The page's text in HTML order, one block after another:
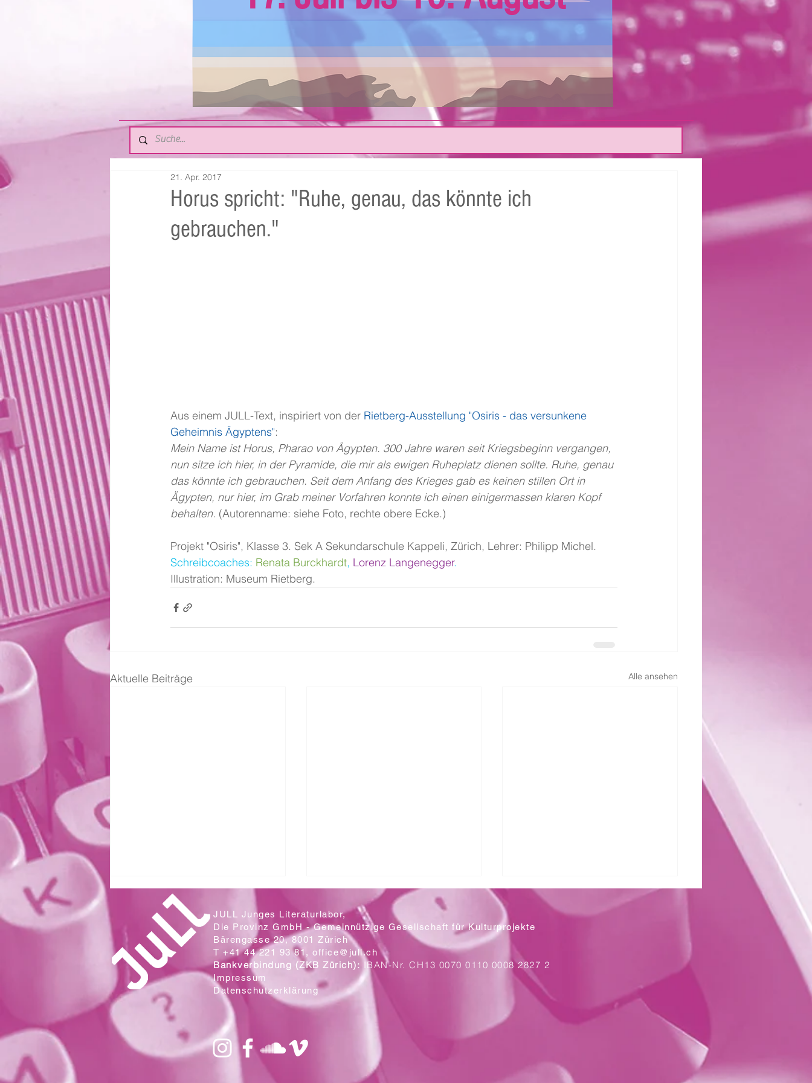
Horus spricht: "Ruhe, genau, das könnte ich
gebrauchen."
21. Apr. 2017
Aus einem JULL-Text, inspiriert von der Rietberg-Ausstellung "Osiris - das versunkene
Geheimnis Ägyptens":
Mein Name ist Horus, Pharao von Ägypten. 300 Jahre waren seit Kriegsbeginn vergangen,
nun sitze ich hier, in der Pyramide, die mir als ewigen Ruheplatz dienen sollte. Ruhe, genau
das könnte ich gebrauchen. Seit dem Anfang des Krieges gab es keinen stillen Ort in
Ägypten, nur hier, im Grab meiner Vorfahren konnte ich einen einigermassen klaren Kopf
behalten. (Autorenname: siehe Foto, rechte obere Ecke.)
Projekt "Osiris", Klasse 3. Sek A Sekundarschule Kappeli, Zürich, Lehrer: Philipp Michel.
Schreibcoaches: Renata Burckhardt, Lorenz Langenegger.
Illustration: Museum Rietberg.
Aktuelle Beiträge Alle ansehen
Zwei Klassen aus der Sek. Wallrüti
lesen in der Campo Cantina
Ein Blick auf die neuen Plakate
JULL Junges Literaturlabor,
Die Provinz GmbH - Gemeinnützige Gesellschaft für Kulturprojekte
Bärengasse 20, 8001 Zürich
T +41 44 221 93 81, office@jull.ch
Bankverbindung (ZKB Zürich): IBAN-Nr. CH13 0070 0110 0008 2827 2
Impressum
Datenschutzerklärung